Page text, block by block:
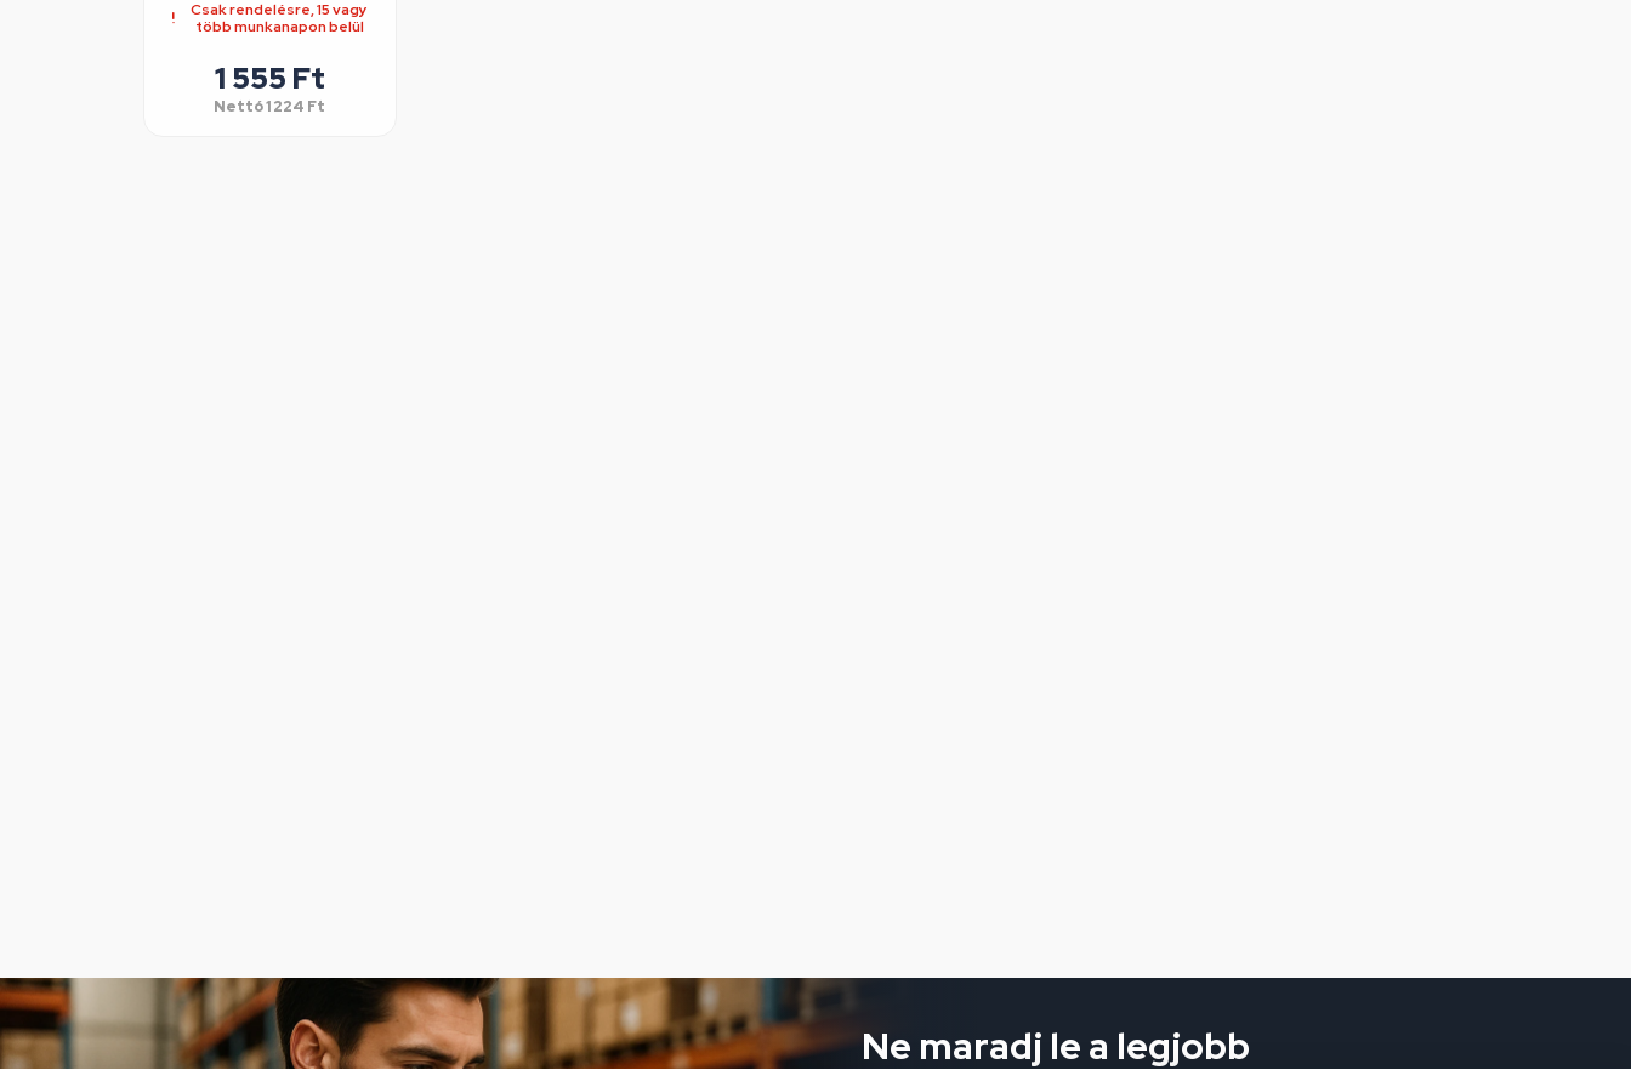
Csak rendelésre, 15 vagy
több munkanapon belül
1 555 Ft
Nettó1 224 Ft
Ne maradj le a legjobb